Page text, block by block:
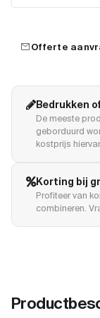
mailOfferte
Bedrukken
De meeste
geborduurd
kostprijs
Korting bij
Profiteer van
combineren.